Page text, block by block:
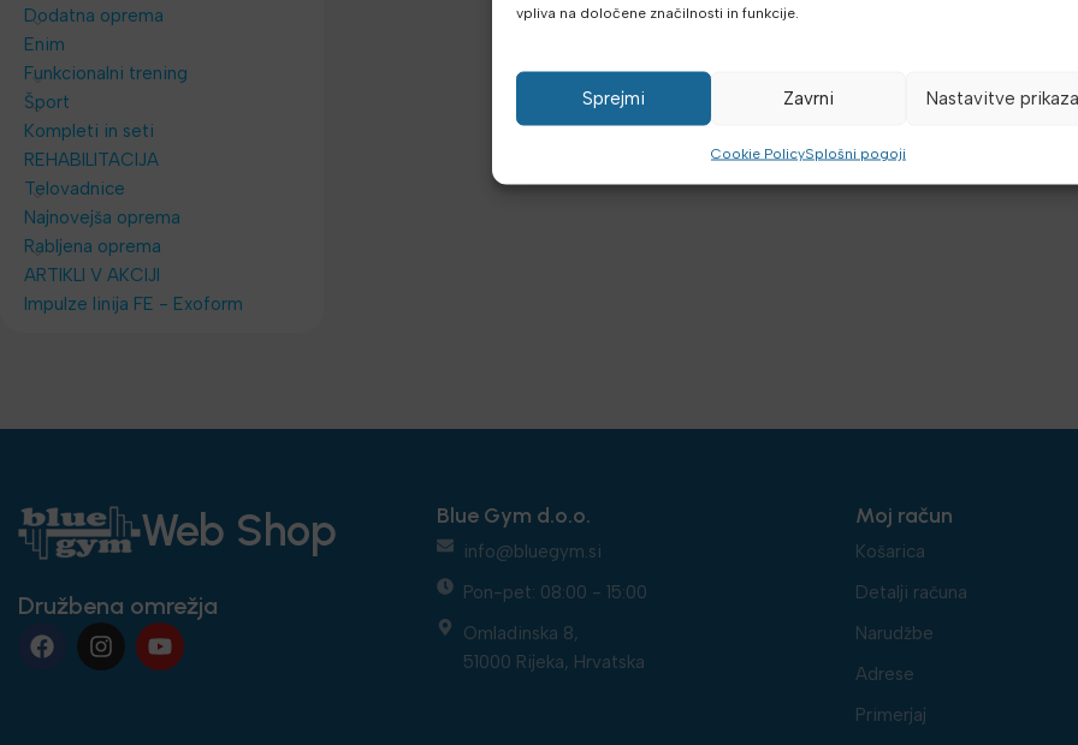
vpliva na določene značilnosti in funkcije.
Sprejmi Zavrni Nastavitve prikaza
Cookie PolicySplošni pogoji
Dodatna oprema
Enim
Funkcionalni trening
Šport
Kompleti in seti
REHABILITACIJA
Telovadnice
Najnovejša oprema
Rabljena oprema
ARTIKLI V AKCIJI
Impulze linija FE - Exoform
Web Shop
Družbena omrežja
Blue Gym d.o.o.
info@bluegym.si
Pon-pet: 08:00 - 15:00
Omladinska 8,
51000 Rijeka, Hrvatska
Moj račun
Košarica
Detalji računa
Narudžbe
Adrese
Primerjaj